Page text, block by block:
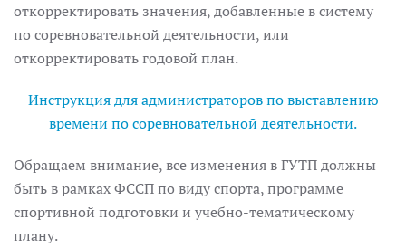
откорректировать значения, добавленные в систему
по соревновательной деятельности, или
откорректировать годовой план.
Инструкция для администраторов по выставлению
времени по соревновательной деятельности.
Обращаем внимание, все изменения в ГУТП должны
быть в рамках ФССП по виду спорта, программе
спортивной подготовки и учебно-тематическому
плану.